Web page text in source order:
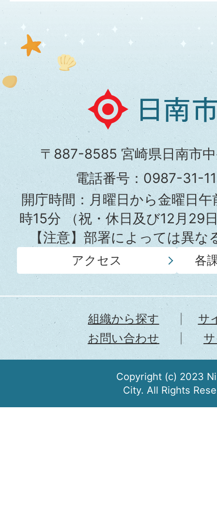
日
南
市
役
所
〒887-8585 宮崎県日南市
電話番号：0987-31-
開庁時間：月曜日から金曜日
時15分（祝・休日及び12月29
【注意】部署によっては異
アクセス 各
組織から探す
サ
お問い合わせ
Copyright (c) 2023
City. All Rights